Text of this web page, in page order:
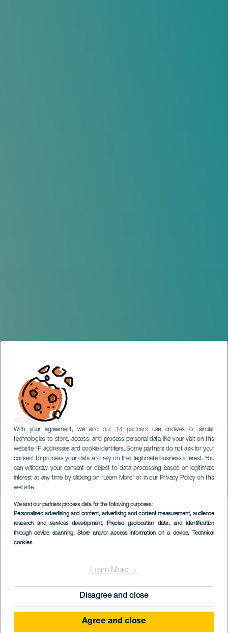
With your agreement, we andour 14 partnersuse cookies or similar
technologies to store, access, and process personal data like your visit on this
website, IP addresses and cookie identifiers. Some partners do not ask for your
consent to process your data and rely on their legitimate business interest. You
can withdraw your consent or object to data processing based on legitimate
interest at any time by clicking on “Learn More” or in our Privacy Policy on this
website.
We and our partners process data for the following purposes:
Personalised advertising and content, advertising and content measurement, audience
research and services development, Precise geolocation data, and identification
through device scanning, Store and/or access information on a device, Technical
cookies
Learn More →
Disagree and close
Agree and close
Descida da Virgem do
Pinheiro
GRÃ-CANÁRIA
Imagen
Listado